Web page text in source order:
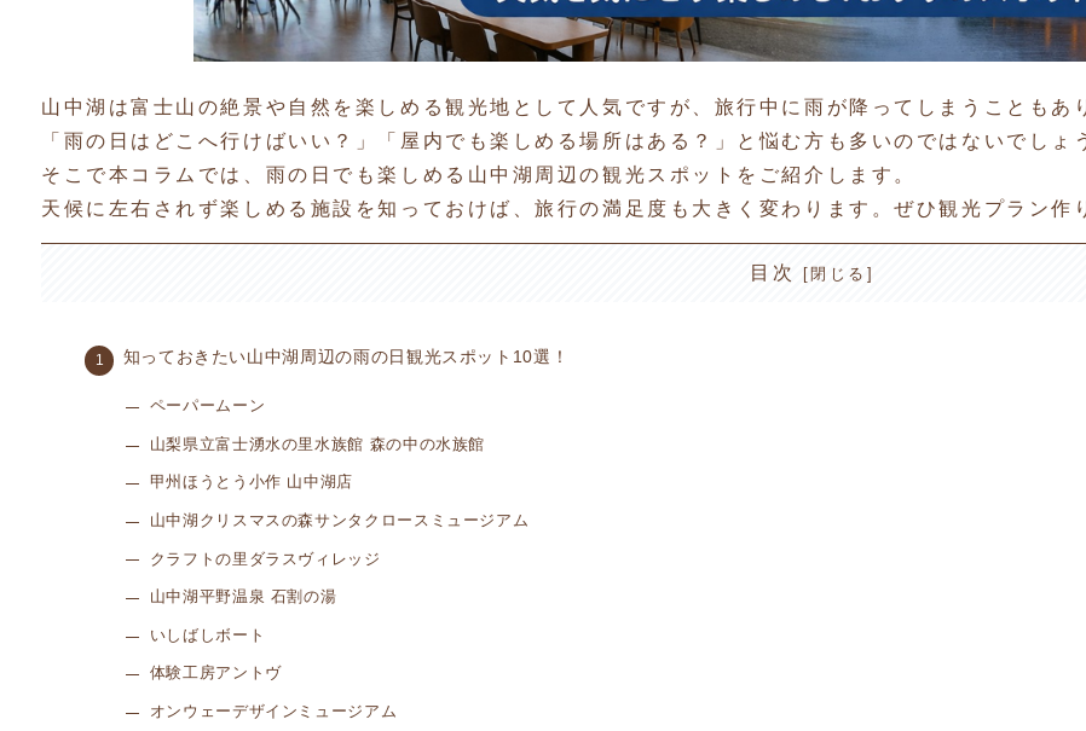
山中湖は富士山の絶景や自然を楽しめる観光地として人気ですが、旅行中に雨が降ってしまうこともあ
「雨の日はどこへ行けばいい？」「屋内でも楽しめる場所はある？」と悩む方も多いのではないでしょ
そこで本コラムでは、雨の日でも楽しめる山中湖周辺の観光スポットをご紹介します。
天候に左右されず楽しめる施設を知っておけば、旅行の満足度も大きく変わります。ぜひ観光プラン作
目次
知っておきたい山中湖周辺の雨の日観光スポット10選！
ペーパームーン
山梨県立富士湧水の里水族館 森の中の水族館
甲州ほうとう小作 山中湖店
山中湖クリスマスの森サンタクロースミュージアム
クラフトの里ダラスヴィレッジ
山中湖平野温泉 石割の湯
いしばしボート
体験工房アントヴ
オンウェーデザインミュージアム